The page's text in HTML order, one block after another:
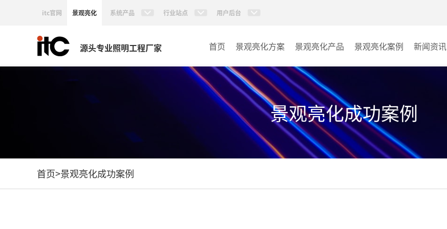
itc官网 景观亮化 系统产品 行业站点 用户后台
源头专业照明工程厂家 首页 景观亮化方案 景观亮化产品
AI智慧文旅灯光系统
AI智慧照明控制系统
投光灯
洗墙灯
景观亮化案例
文旅照明
其它
新闻资讯
景观亮化成功案例
首页>景观亮化成功案例